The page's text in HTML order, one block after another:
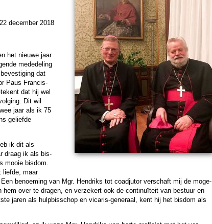
de­cem­ber 2018
het nieuwe jaar
medede­ling
dat
Paus Fran­cis­
dat hij wel
Dit wil
jaar als ik 75
geliefde
ik dit als
draag ik als bis­
mooie bisdom.
liefde, maar
benoe­ming van Mgr. Hendriks tot coad­ju­tor verschaft mij de moge­
hem over te dragen, en verzekert ook de con­ti­nuï­teit van bestuur en
jaren als hulp­bis­schop en vica­ris-generaal, kent hij het bisdom als